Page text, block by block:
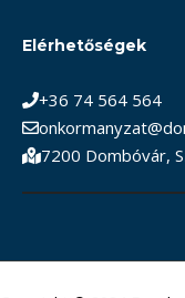
Elérhetőségek
+36 74 564 564
7200 Dombóvár,